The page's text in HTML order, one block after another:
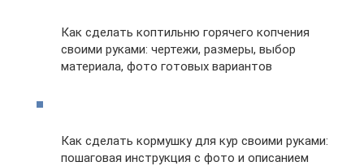
Как сделать коптильню горячего копчения
своими руками: чертежи, размеры, выбор
материала, фото готовых вариантов
Как сделать кормушку для кур своими руками:
пошаговая инструкция с фото и описанием